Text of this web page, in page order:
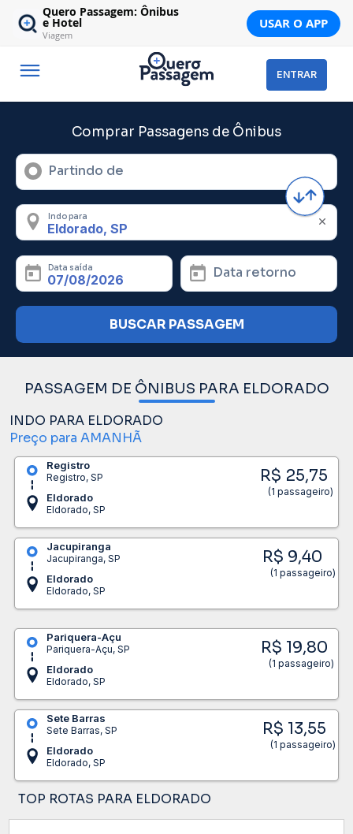
Quero Passagem: Ônibus
e Hotel
Viagem
USAR O APP
ENTRAR
Comprar Passagens de Ônibus
Partindo de
Indo para
Data saída Data retorno
BUSCAR PASSAGEM
PASSAGEM DE ÔNIBUS PARA ELDORADO
INDO PARA ELDORADO
Preço para AMANHÃ
Registro
Registro, SP
Eldorado
Eldorado, SP
R$ 25,75
(1 passageiro)
Jacupiranga
Jacupiranga, SP
Eldorado
Eldorado, SP
R$ 9,40
(1 passageiro)
Pariquera-Açu
Pariquera-Açu, SP
Eldorado
Eldorado, SP
R$ 19,80
(1 passageiro)
Sete Barras
Sete Barras, SP
Eldorado
Eldorado, SP
R$ 13,55
(1 passageiro)
TOP ROTAS PARA ELDORADO